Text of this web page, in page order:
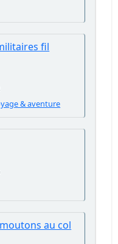
fil
& aventure
au col